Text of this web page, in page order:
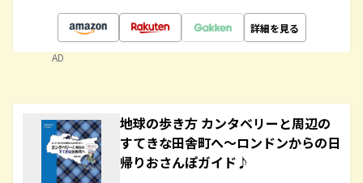
詳細を見る
AD
地球の歩き方 カンタベリーと周辺の
すてきな田舎町へ～ロンドンからの日
帰りおさんぽガイド♪